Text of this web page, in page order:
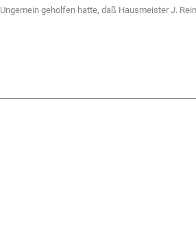
geholfen hatte, daß Hausmeister J.